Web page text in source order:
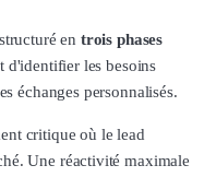
en trois phases
d'identifier les besoins
échanges personnalisés.
critique où le lead
Une réactivité maximale